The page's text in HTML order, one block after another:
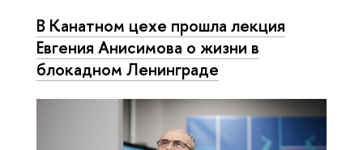
В Канатном цехе прошла лекция
Евгения Анисимова о жизни в
блокадном Ленинграде